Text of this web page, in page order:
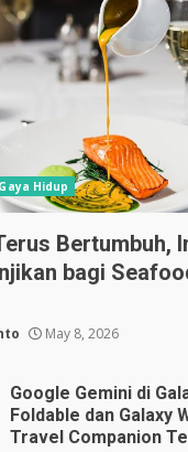
Gaya Hidup
Bertumbuh,
bagi
May 8, 2026
Google Gemini di
Foldable dan Galaxy
Travel Companion